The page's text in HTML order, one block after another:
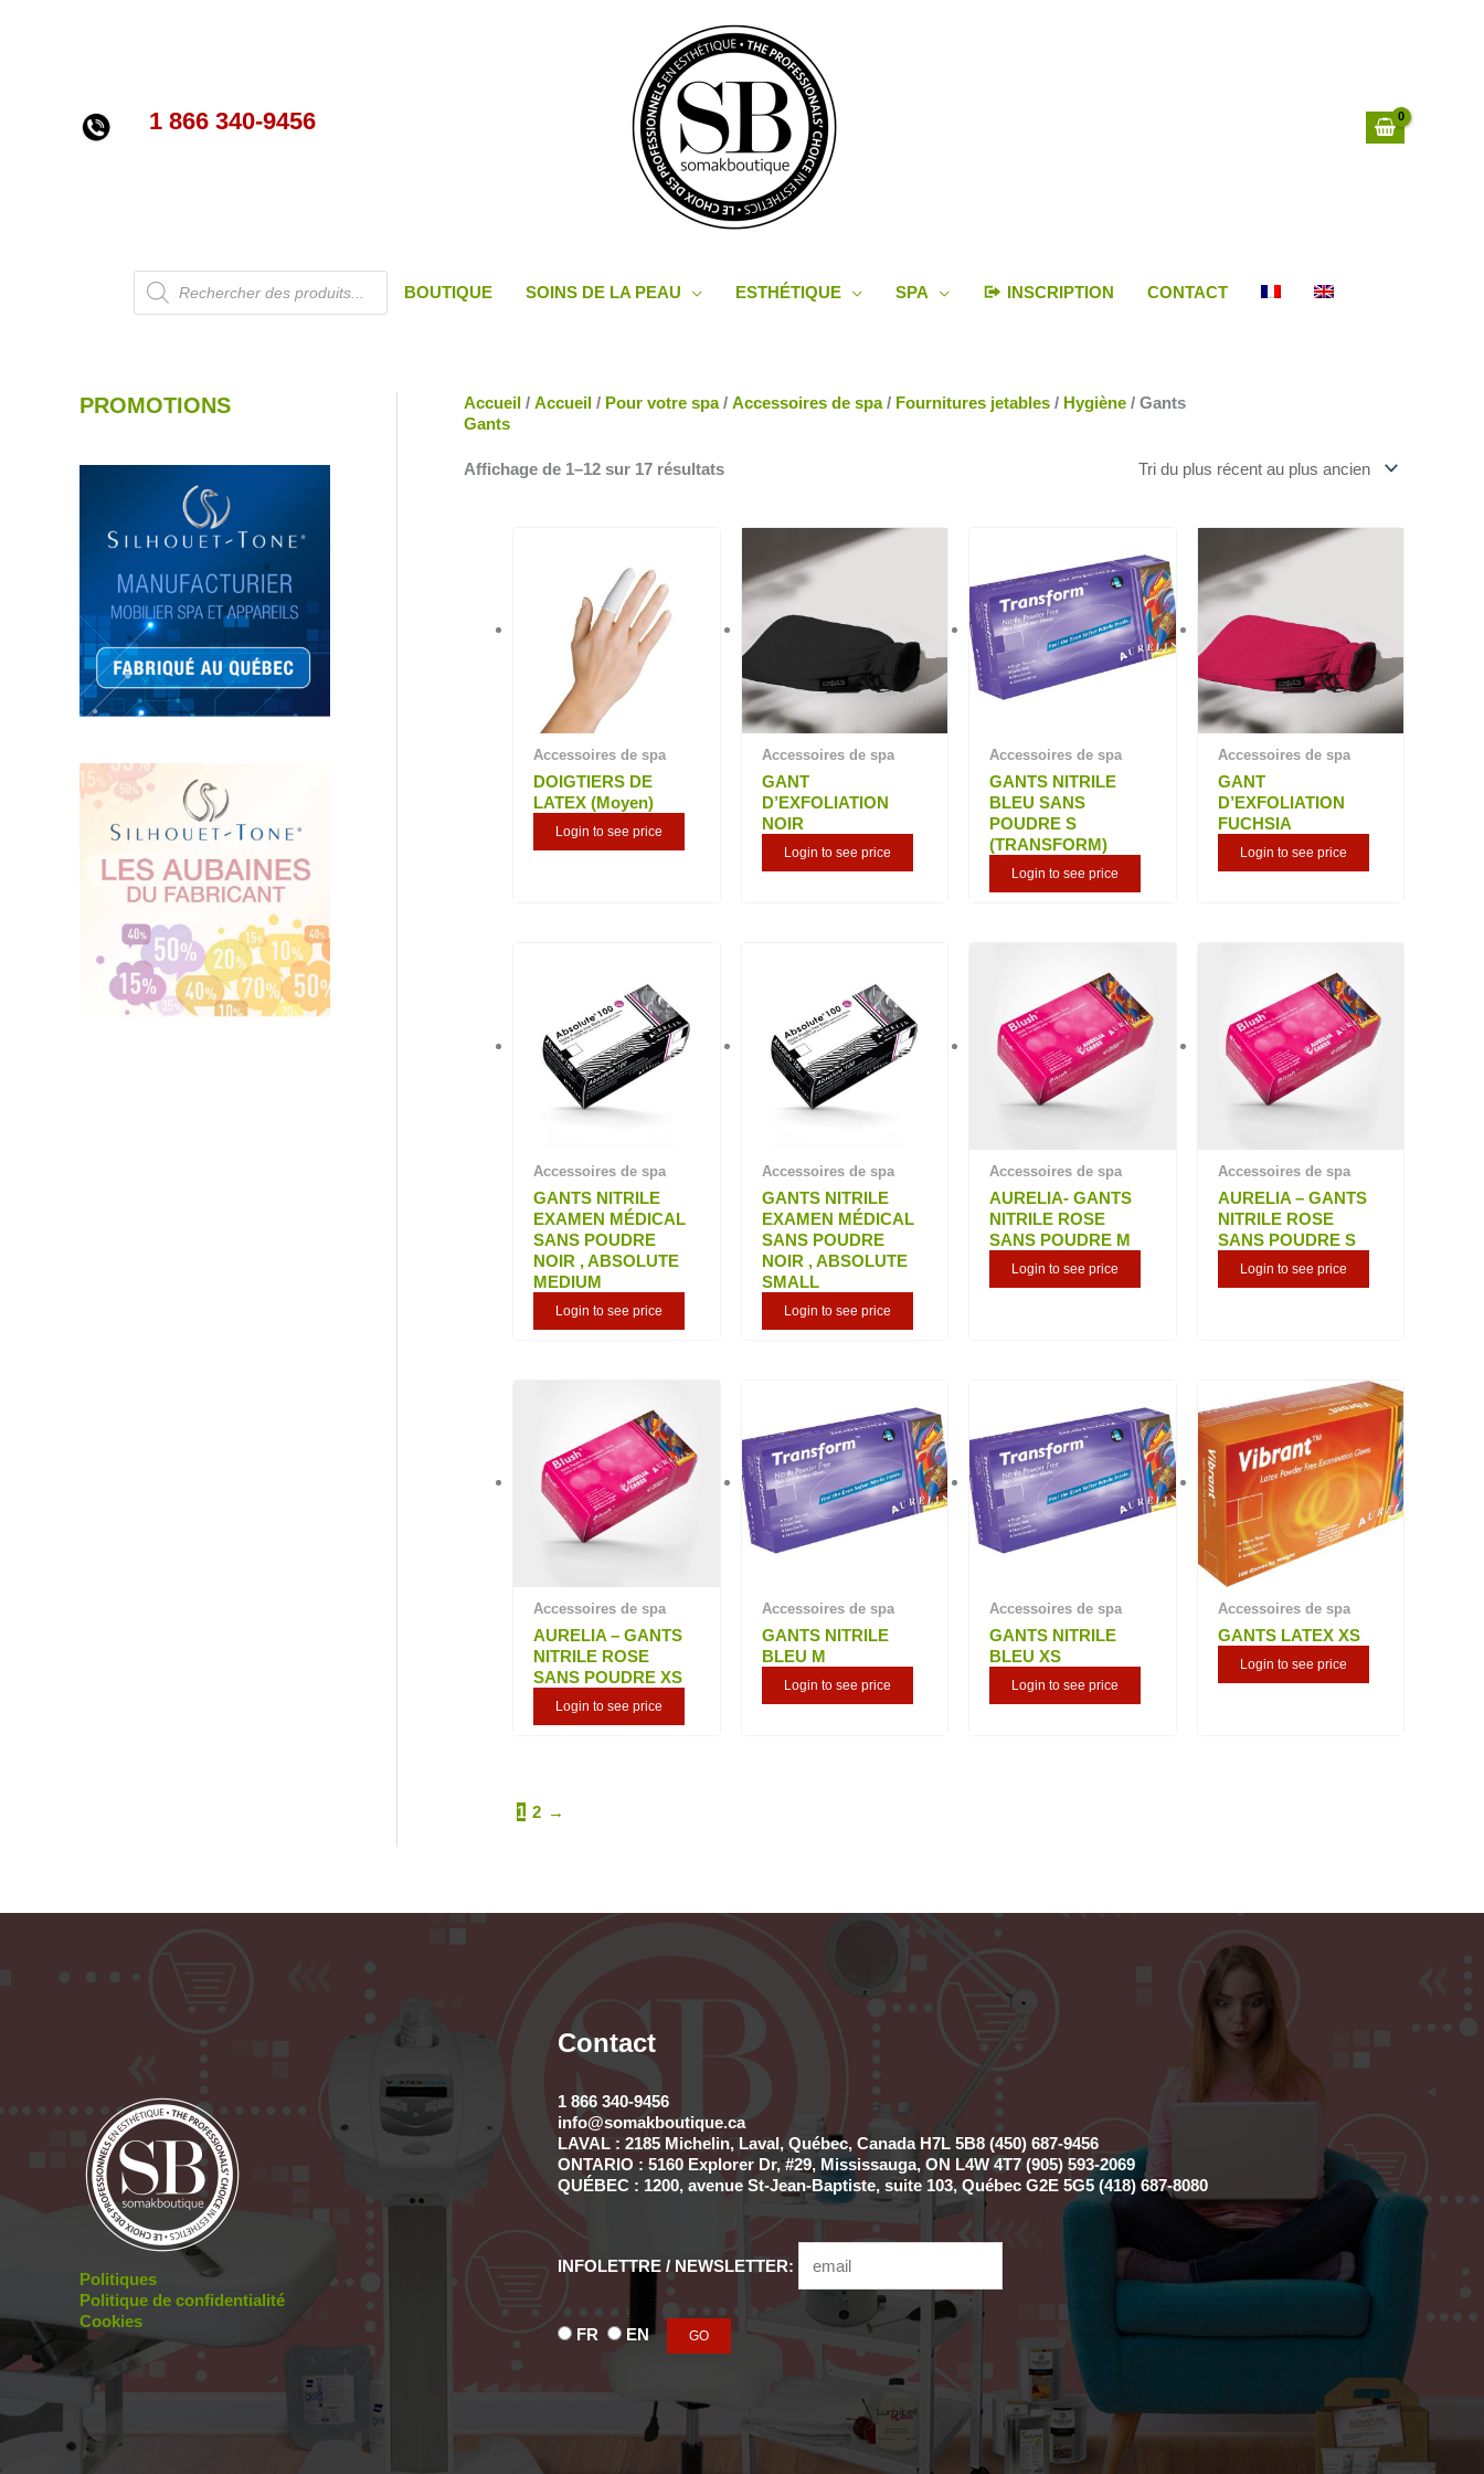
1 866 340-9456
Recherche
de
produits
BOUTIQUE SOINS DE LA PEAU ESTHÉTIQUE SPA INSCRIPTION CONTACT
PROMOTIONS Accueil / Accueil / Pour votre spa/ Accessoires de spa/ Fournitures jetables / Hygiène / Gants
Gants
Affichage de 1–12 sur 17 résultats
Trié
récent
ancien
Accessoires de spa
DOIGTIERS DE
LATEX (Moyen)
Login to see price
Accessoires de spa
GANT
D’EXFOLIATION
NOIR
Login to see price
Accessoires de spa
GANTS NITRILE
BLEU SANS
POUDRE S
(TRANSFORM)
Login to see price
Accessoires de spa
GANT
D’EXFOLIATION
FUCHSIA
Login to see price
Accessoires de spa
GANTS NITRILE
EXAMEN MÉDICAL
SANS POUDRE
NOIR , ABSOLUTE
MEDIUM
Login to see price
Accessoires de spa
GANTS NITRILE
EXAMEN MÉDICAL
SANS POUDRE
NOIR , ABSOLUTE
SMALL
Login to see price
Accessoires de spa
AURELIA- GANTS
NITRILE ROSE
SANS POUDRE M
Login to see price
Accessoires de spa
AURELIA – GANTS
NITRILE ROSE
SANS POUDRE S
Login to see price
Accessoires de spa
AURELIA – GANTS
NITRILE ROSE
SANS POUDRE XS
Login to see price
Accessoires de spa
GANTS NITRILE
BLEU M
Login to see price
Accessoires de spa
GANTS NITRILE
BLEU XS
Login to see price
Accessoires de spa
GANTS LATEX XS
Login to see price
1 2 →
Politiques
Politique de confidentialité
Cookies
Contact
1 866 340-9456
info@somakboutique.ca
LAVAL : 2185 Michelin, Laval, Québec, Canada H7L 5B8 (450) 687-9456
ONTARIO : 5160 Explorer Dr, #29, Mississauga, ON L4W 4T7 (905) 593-2069
QUÉBEC : 1200, avenue St-Jean-Baptiste, suite 103, Québec G2E 5G5 (418) 687-8080
INFOLETTRE / NEWSLETTER:
FR EN